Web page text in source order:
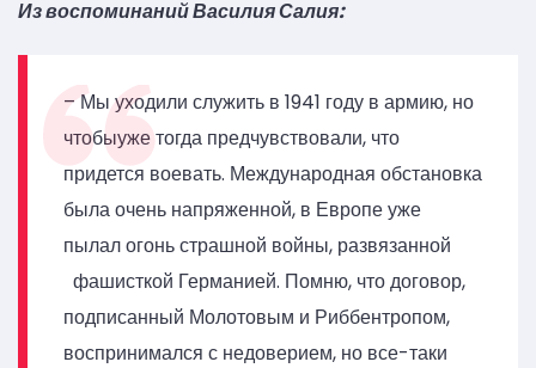
Из воспоминаний Василия Салия:
– Мы уходили служить в 1941 году в армию, но
чтобыуже тогда предчувствовали, что
придется воевать. Международная обстановка
была очень напряженной, в Европе уже
пылал огонь страшной войны, развязанной
фашисткой Германией. Помню, что договор,
подписанный Молотовым и Риббентропом,
воспринимался с недоверием, но все-таки